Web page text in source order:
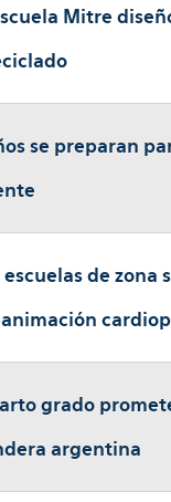
Mitre
se preparan
de zona
grado
argentina